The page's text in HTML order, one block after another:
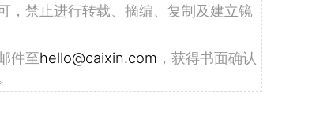
，禁止进行转载、摘编、复制及建立镜
件至hello@caixin.com ，获得书面确认